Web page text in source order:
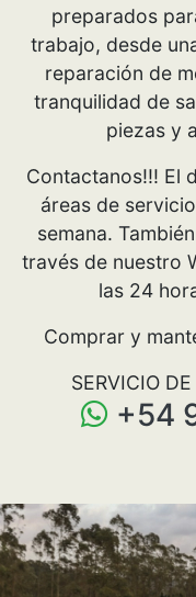
preparados
trabajo, desde
reparación de
tranquilidad de
piezas y
Contactanos!!! El
áreas de
semana.
través de nuestro
las 24
Comprar y
SERVICIO
+54